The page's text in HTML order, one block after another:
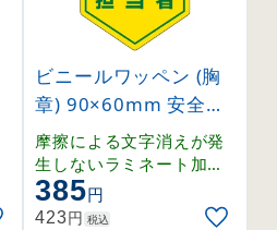
ビニールワッペン (胸
章) 90×60mm 安全ピ
ン式 安全担当者 (1260
13)
摩擦による文字消えが発
生しないラミネート加工
済みワッペン。
385円
423円 税込